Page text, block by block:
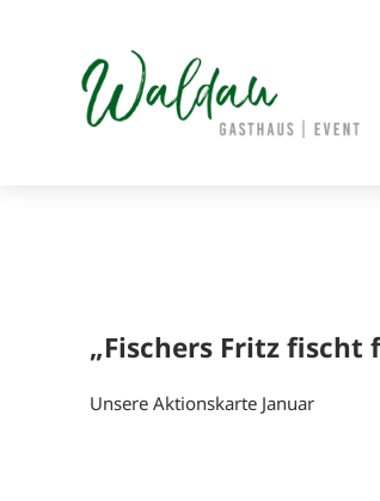
„Fischers Fritz fischt
Unsere Aktionskarte Januar